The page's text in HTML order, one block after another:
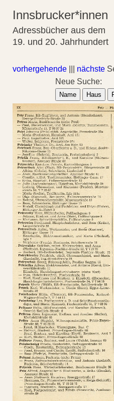
Innsbrucker*innen
Adressbücher aus dem
19. und 20. Jahrhundert
vorhergehende nächste
Neue Suche:
Name Haus